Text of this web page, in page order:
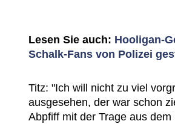
Lesen Sie auch: Hooligan-
Schalk-Fans von Polizei
Titz: "Ich will nicht zu viel
ausgesehen, der war schon
Abpfiff mit der Trage aus